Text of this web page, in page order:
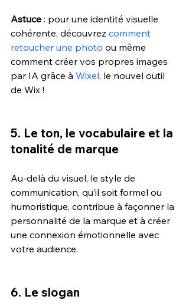
Astuce : pour une identité visuelle
cohérente, découvrez comment
retoucher une photo ou même
comment créer vos propres images
par IA grâce à Wixel, le nouvel outil
de Wix !
5. Le ton, le vocabulaire et la
tonalité de marque
Au-delà du visuel, le style de
communication, qu’il soit formel ou
humoristique, contribue à façonner la
personnalité de la marque et à créer
une connexion émotionnelle avec
votre audience.
6. Le slogan